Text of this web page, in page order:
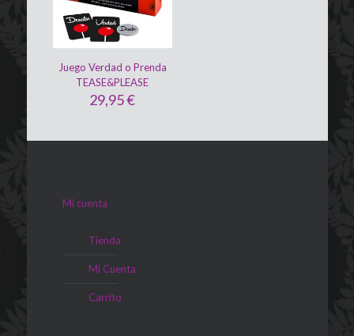
Juego Verdad o Prenda
TEASE&PLEASE
29,95€
Mi cuenta
Tienda
Mi Cuenta
Carrito